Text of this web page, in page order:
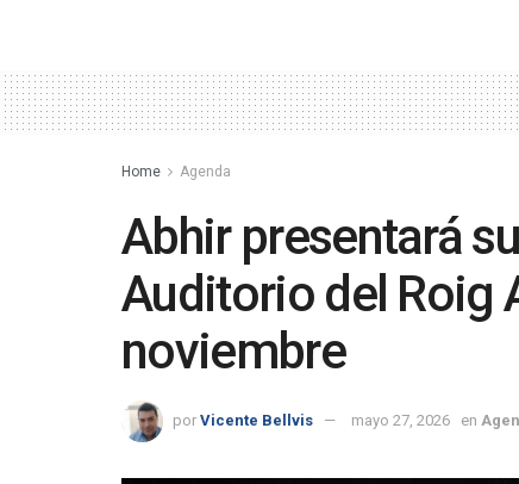
Home Agenda
Abhir presentará
Auditorio del Roig
noviembre
por Vicente Bellvis mayo 27, 2026 en